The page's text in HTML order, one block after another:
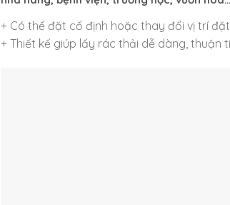
+ Có thể đặt cố định hoặc thay đổi vị trí
+ Thiết kế giúp lấy rác thải dễ dàng,